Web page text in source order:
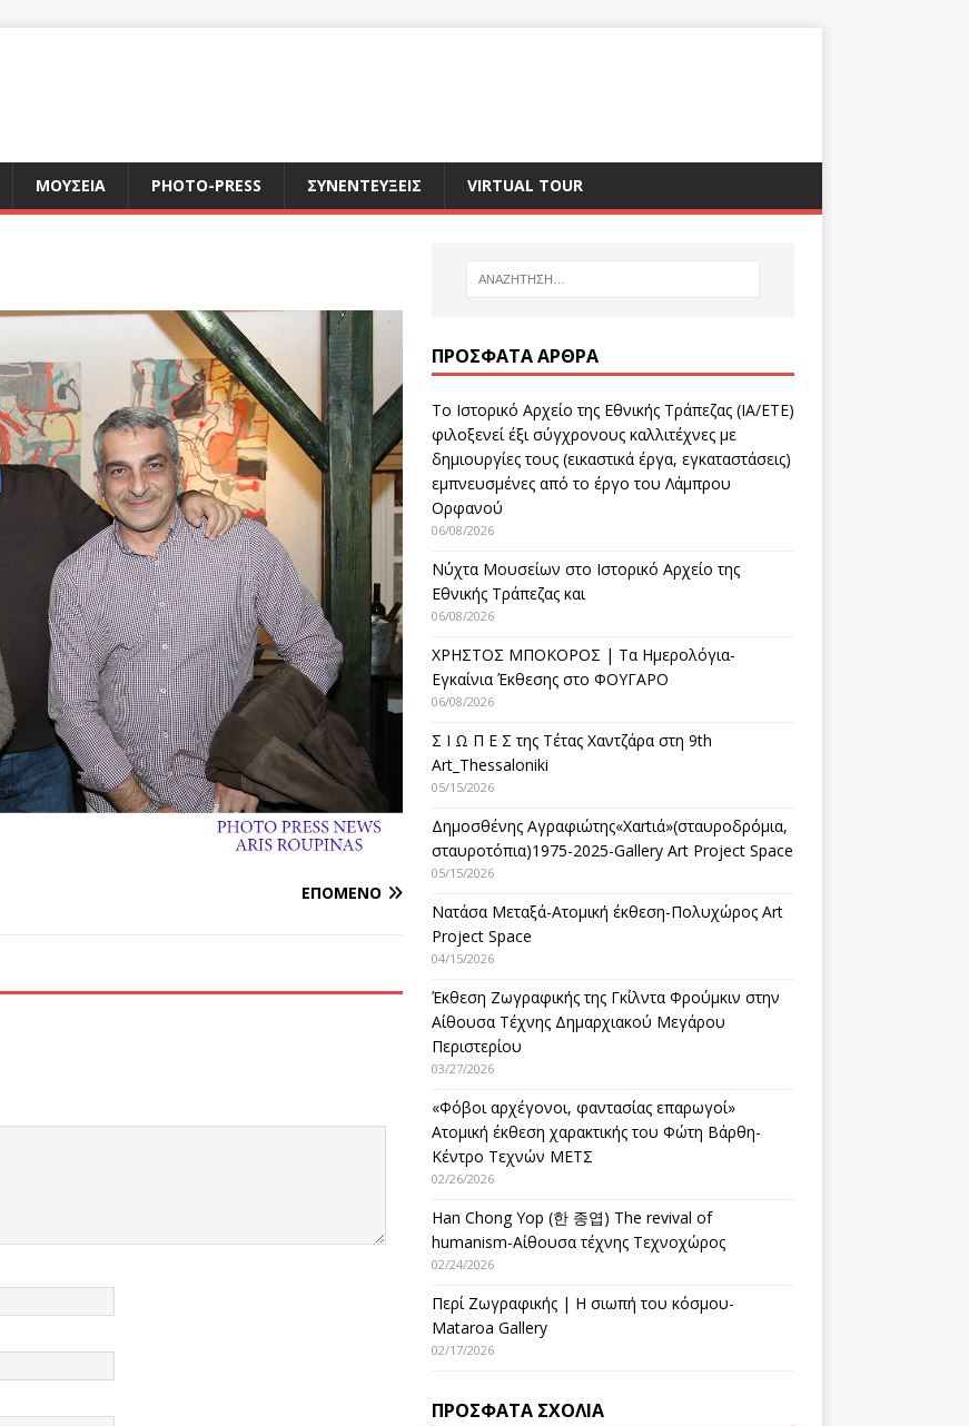
ΜΟΥΣΕΙΑ PHOTO-PRESS ΣΥΝΕΝΤΕΥΞΕΙΣ VIRTUAL TOUR
ΕΠΌΜΕΝΟ
ΠΡΌΣΦΑΤΑ ΆΡΘΡΑ
Το Ιστορικό Αρχείο της Εθνικής Τράπεζας (ΙΑ/ΕΤΕ)
φιλοξενεί έξι σύγχρονους καλλιτέχνες με
δημιουργίες τους (εικαστικά έργα, εγκαταστάσεις)
εμπνευσμένες από το έργο του Λάμπρου
Ορφανού
06/08/2026
Νύχτα Μουσείων στο Ιστορικό Αρχείο της
Εθνικής Τράπεζας και
06/08/2026
ΧΡΗΣΤΟΣ ΜΠΟΚΟΡΟΣ | Τα Ημερολόγια-
Εγκαίνια Έκθεσης στο ΦΟΥΓΑΡΟ
06/08/2026
Σ Ι Ω Π Ε Σ της Τέτας Χαντζάρα στη 9th
Art_Thessaloniki
05/15/2026
Δημοσθένης Αγραφιώτης«Xαrtιά»(σταυροδρόμια,
σταυροτόπια)1975-2025-Gallery Art Project Space
05/15/2026
Νατάσα Μεταξά-Ατομική έκθεση-Πολυχώρος Art
Project Space
04/15/2026
Έκθεση Ζωγραφικής της Γκίλντα Φρούμκιν στην
Αίθουσα Τέχνης Δημαρχιακού Μεγάρου
Περιστερίου
03/27/2026
«Φόβοι αρχέγονοι, φαντασίας επαρωγοί»
Ατομική έκθεση χαρακτικής του Φώτη Βάρθη-
Κέντρο Τεχνών ΜΕΤΣ
02/26/2026
Han Chong Yop (한 종엽) The revival of
humanism-Αίθουσα τέχνης Τεχνοχώρος
02/24/2026
Περί Ζωγραφικής | Η σιωπή του κόσμου-
Mataroa Gallery
02/17/2026
ΠΡΌΣΦΑΤΑ ΣΧΌΛΙΑ